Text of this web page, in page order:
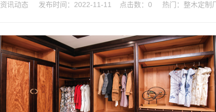
资讯动态 发布时间：2022-11-11 点击数： 0 热门： 整木定制